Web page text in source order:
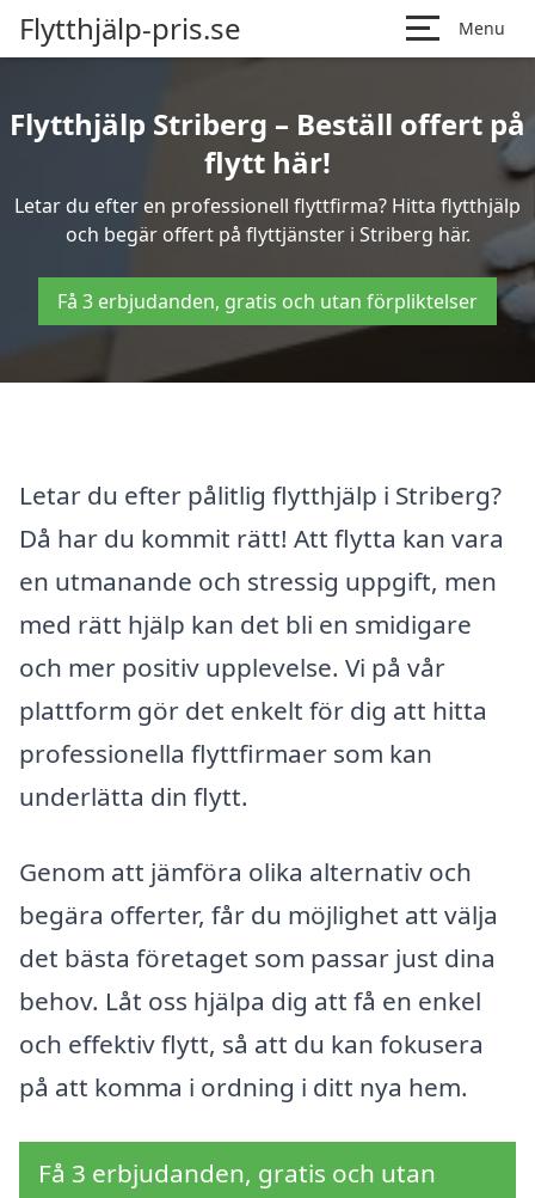
Flytthjälp-pris.se Menu
Flytthjälp Striberg – Beställ offert på
flytt här!
Letar du efter en professionell flyttfirma? Hitta flytthjälp
och begär offert på flyttjänster i Striberg här.
Få 3 erbjudanden, gratis och utan förpliktelser
Letar du efter pålitlig flytthjälp i Striberg?
Då har du kommit rätt! Att flytta kan vara
en utmanande och stressig uppgift, men
med rätt hjälp kan det bli en smidigare
och mer positiv upplevelse. Vi på vår
plattform gör det enkelt för dig att hitta
professionella flyttfirmaer som kan
underlätta din flytt.
Genom att jämföra olika alternativ och
begära offerter, får du möjlighet att välja
det bästa företaget som passar just dina
behov. Låt oss hjälpa dig att få en enkel
och effektiv flytt, så att du kan fokusera
på att komma i ordning i ditt nya hem.
Få 3 erbjudanden, gratis och utan